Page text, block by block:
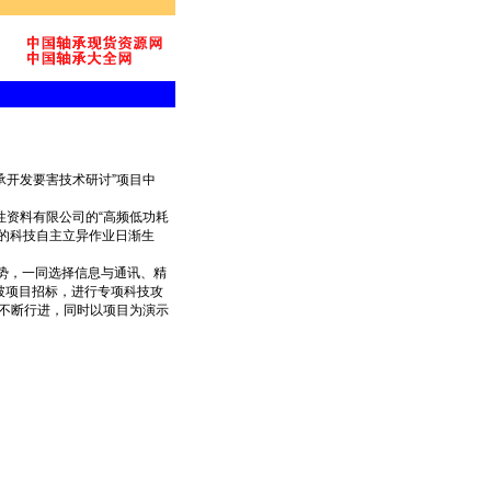
发要害技术研讨”项目中
料有限公司的“高频低功耗
科技自主立异作业日渐生
一同选择信息与通讯、精
目招标，进行专项科技攻
断行进，同时以项目为演示